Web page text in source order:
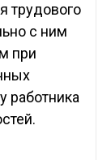
трудового
с ним
при
работника